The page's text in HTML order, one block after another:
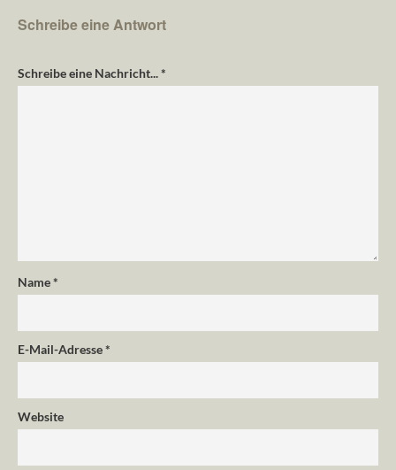
Schreibe eine Antwort
Schreibe eine Nachricht...*
Name*
E-Mail-Adresse*
Website